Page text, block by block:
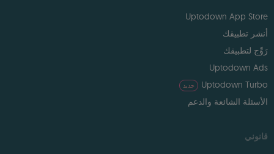
Uptodown App Store
أنشر تطبيقك
رَوِّج لتطبيقك
Uptodown Ads
Uptodown Turbo
جديد
الأسئلة الشائعة والدعم
قانوني